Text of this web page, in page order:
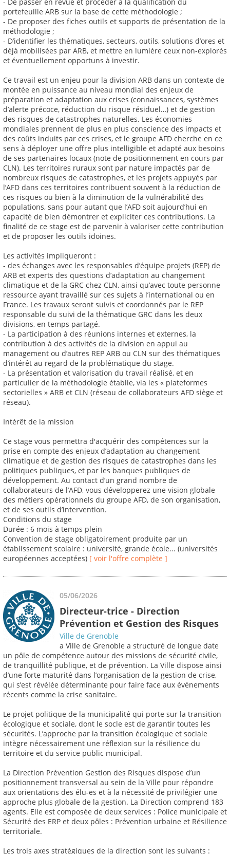
portefeuille ARB sur la base de cette méthodologie ;
- De proposer des fiches outils et supports de présentation de la
méthodologie ;
- D’identifier les thématiques, secteurs, outils, solutions d’ores et
déjà mobilisées par ARB, et mettre en lumière ceux non-explorés
et éventuellement opportuns à investir.
Ce travail est un enjeu pour la division ARB dans un contexte de
montée en puissance au niveau mondial des enjeux de
préparation et adaptation aux crises (connaissances, systèmes
d’alerte précoce, réduction du risque résiduel…) et de gestion
des risques de catastrophes naturelles. Les économies
mondiales prennent de plus en plus conscience des impacts et
des coûts induits par ces crises, et le groupe AFD cherche en ce
sens à déployer une offre plus intelligible et adapté aux besoins
de ses partenaires locaux (note de positionnement en cours par
CLN). Les territoires ruraux sont par nature impactés par de
nombreux risques de catastrophes, et les projets appuyés par
l’AFD dans ces territoires contribuent souvent à la réduction de
ces risques ou bien à la diminution de la vulnérabilité des
populations, sans pour autant que l’AFD soit aujourd’hui en
capacité de bien démontrer et expliciter ces contributions. La
finalité de ce stage est de parvenir à valoriser cette contribution
et de proposer les outils idoines.
Les activités impliqueront :
- des échanges avec les responsables d’équipe projets (REP) de
ARB et experts des questions d’adaptation au changement
climatique et de la GRC chez CLN, ainsi qu’avec toute personne
ressource ayant travaillé sur ces sujets à l’international ou en
France. Les travaux seront suivis et coordonnés par le REP
responsable du suivi de la thématique GRC dans les deux
divisions, en temps partagé.
- La participation à des réunions internes et externes, la
contribution à des activités de la division en appui au
management ou d’autres REP ARB ou CLN sur des thématiques
d’intérêt au regard de la problématique du stage.
- La présentation et valorisation du travail réalisé, et en
particulier de la méthodologie établie, via les « plateformes
sectorielles » ARB et CLN (réseau de collaborateurs AFD siège et
réseau).
Intérêt de la mission
Ce stage vous permettra d'acquérir des compétences sur la
prise en compte des enjeux d’adaptation au changement
climatique et de gestion des risques de catastrophes dans les
politiques publiques, et par les banques publiques de
développement. Au contact d’un grand nombre de
collaborateurs de l’AFD, vous développerez une vision globale
des métiers opérationnels du groupe AFD, de son organisation,
et de ses outils d’intervention.
Conditions du stage
Durée : 6 mois à temps plein
Convention de stage obligatoirement produite par un
établissement scolaire : université, grande école... (universités
européennes acceptées) [ voir l'offre complète ]
05/06/2026
Directeur-trice - Direction
Prévention et Gestion des Risques
Ville de Grenoble
a Ville de Grenoble a structuré de longue date
un pôle de compétence autour des missions de sécurité civile,
de tranquillité publique, et de prévention. La Ville dispose ainsi
d’une forte maturité dans l’organisation de la gestion de crise,
qui s’est révélée déterminante pour faire face aux événements
récents comme la crise sanitaire.
Le projet politique de la municipalité qui porte sur la transition
écologique et sociale, dont le socle est de garantir toutes les
sécurités. L’approche par la transition écologique et sociale
intègre nécessairement une réflexion sur la résilience du
territoire et du service public municipal.
La Direction Prévention Gestion des Risques dispose d’un
positionnement transversal au sein de la Ville pour répondre
aux orientations des élu-es et à la nécessité de privilégier une
approche plus globale de la gestion. La Direction comprend 183
agents. Elle est composée de deux services : Police municipale et
Sécurité des ERP et deux pôles : Prévention urbaine et Résilience
territoriale.
Les trois axes stratégiques de la direction sont les suivants :